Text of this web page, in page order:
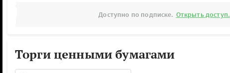
Доступно по подписке. Открыть доступ.
Торги ценными бумагами